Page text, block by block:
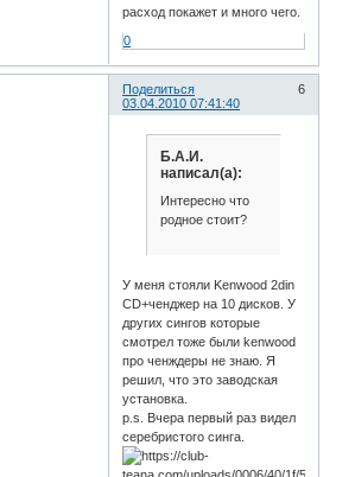
расход покажет и много чего.
0
Поделиться
6
03.04.2010 07:41:40
Б.А.И.
написал(а):
Интересно что
родное стоит?
У меня стояли Kenwood 2din
CD+ченджер на 10 дисков. У
других сингов которые
смотрел тоже были kenwood
про ченждеры не знаю. Я
решил, что это заводская
установка.
p.s. Вчера первый раз видел
серебристого синга.